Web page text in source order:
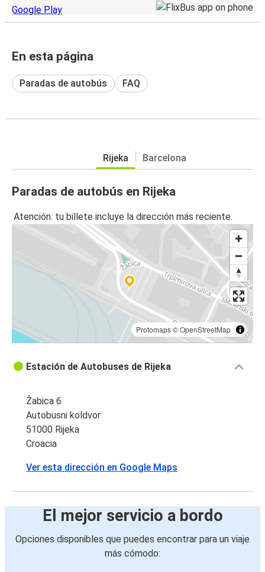
En esta página
Paradas de autobús FAQ
Rijeka Barcelona
Paradas de autobús en Rijeka
Atención: tu billete incluye la dirección más reciente.
Protomaps©OpenStreetMap
Estación de Autobuses de Rijeka
Žabica 6
Autobusni koldvor
51000 Rijeka
Croacia
Ver esta dirección en Google Maps
El mejor servicio a bordo
Opciones disponibles que puedes encontrar para un viaje
más cómodo: